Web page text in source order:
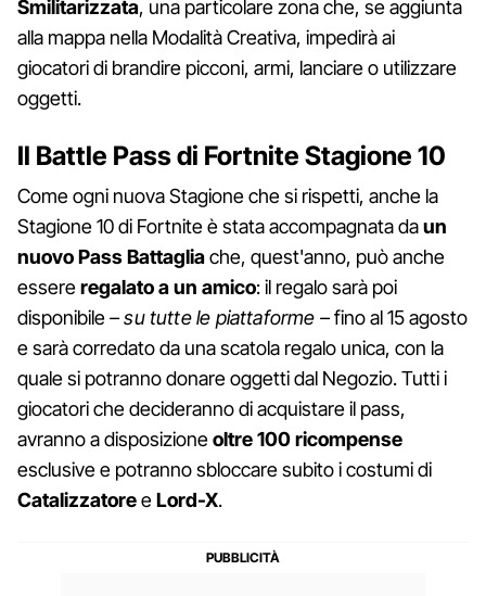
Smilitarizzata, una particolare zona che, se aggiunta
alla mappa nella Modalità Creativa, impedirà ai
giocatori di brandire picconi, armi, lanciare o utilizzare
oggetti.
Il Battle Pass di Fortnite Stagione 10
Come ogni nuova Stagione che si rispetti, anche la
Stagione 10 di Fortnite è stata accompagnata daun
nuovoPass Battagliache, quest'anno, può anche
essereregalato a un amico: il regalo sarà poi
disponibile– su tutte le piattaforme –fino al 15 agosto
e sarà corredato da una scatola regalo unica, con la
quale si potranno donare oggetti dal Negozio. Tutti i
giocatori che decideranno di acquistare il pass,
avranno a disposizioneoltre 100 ricompense
esclusive e potranno sbloccare subito i costumi di
CatalizzatoreeLord-X.